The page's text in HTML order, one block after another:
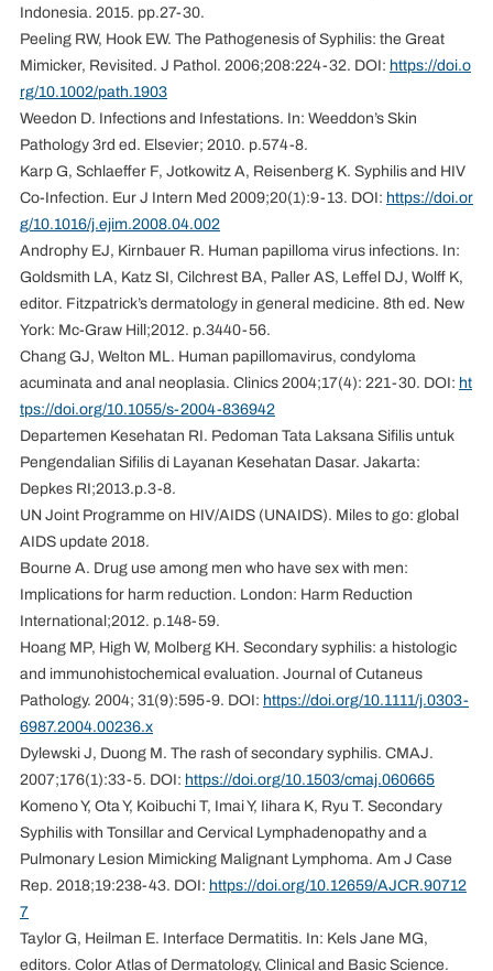
Indonesia. 2015. pp.27-30.
Peeling RW, Hook EW. The Pathogenesis of Syphilis: the Great
Mimicker, Revisited. J Pathol. 2006;208:224-32. DOI:https://doi.o
rg/10.1002/path.1903
Weedon D. Infections and Infestations. In: Weeddon’s Skin
Pathology 3rd ed. Elsevier; 2010. p.574-8.
Karp G, Schlaeffer F, Jotkowitz A, Reisenberg K. Syphilis and HIV
Co-Infection. Eur J Intern Med 2009;20(1):9-13. DOI:https://doi.or
g/10.1016/j.ejim.2008.04.002
Androphy EJ, Kirnbauer R. Human papilloma virus infections. In:
Goldsmith LA, Katz SI, Cilchrest BA, Paller AS, Leffel DJ, Wolff K,
editor. Fitzpatrick’s dermatology in general medicine. 8th ed. New
York: Mc-Graw Hill;2012. p.3440-56.
Chang GJ, Welton ML. Human papillomavirus, condyloma
acuminata and anal neoplasia. Clinics 2004;17(4): 221-30. DOI:ht
tps://doi.org/10.1055/s-2004-836942
Departemen Kesehatan RI. Pedoman Tata Laksana Sifilis untuk
Pengendalian Sifilis di Layanan Kesehatan Dasar. Jakarta:
Depkes RI;2013.p.3-8.
UN Joint Programme on HIV/AIDS (UNAIDS). Miles to go: global
AIDS update 2018.
Bourne A. Drug use among men who have sex with men:
Implications for harm reduction. London: Harm Reduction
International;2012. p.148-59.
Hoang MP, High W, Molberg KH. Secondary syphilis: a histologic
and immunohistochemical evaluation. Journal of Cutaneus
Pathology. 2004; 31(9):595-9. DOI:https://doi.org/10.1111/j.0303-
6987.2004.00236.x
Dylewski J, Duong M. The rash of secondary syphilis. CMAJ.
2007;176(1):33-5. DOI:https://doi.org/10.1503/cmaj.060665
Komeno Y, Ota Y, Koibuchi T, Imai Y, Iihara K, Ryu T. Secondary
Syphilis with Tonsillar and Cervical Lymphadenopathy and a
Pulmonary Lesion Mimicking Malignant Lymphoma. Am J Case
Rep. 2018;19:238-43. DOI:https://doi.org/10.12659/AJCR.90712
7
Taylor G, Heilman E. Interface Dermatitis. In: Kels Jane MG,
editors. Color Atlas of Dermatology, Clinical and Basic Science.